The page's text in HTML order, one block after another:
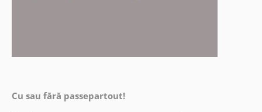
Cu sau fără passepartout!